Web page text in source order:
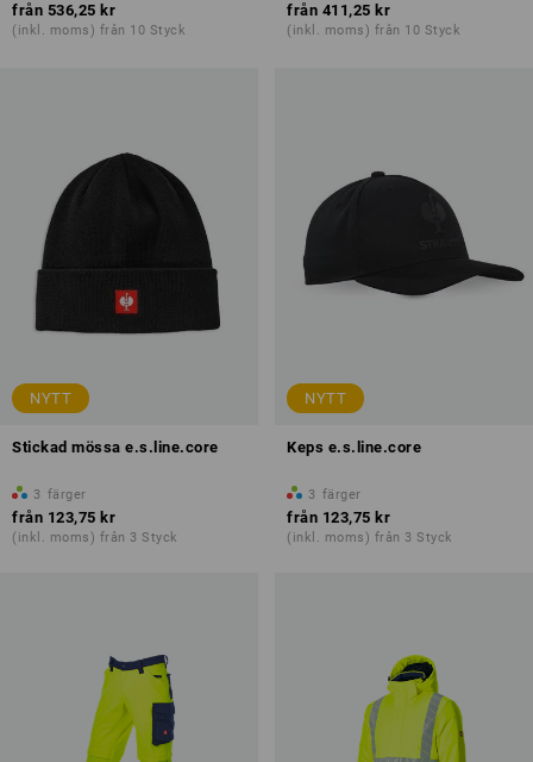
från 536,25 kr
(inkl. moms) från 10 Styck
från 411,25 kr
(inkl. moms) från 10 Styck
NYTT
Stickad mössa e.s.line.core
3 färger
från 123,75 kr
(inkl. moms) från 3 Styck
NYTT
Keps e.s.line.core
3 färger
från 123,75 kr
(inkl. moms) från 3 Styck